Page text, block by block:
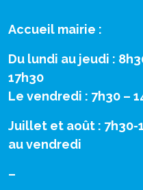
Accueil mairie :
Du lundi au jeudi :
17h30
Le vendredi : 7h30 –
Juillet et août : 7h30-
au vendredi
–